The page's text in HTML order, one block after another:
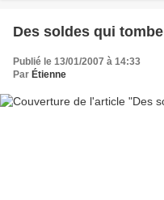
Des soldes qui
Publié le 13/01/2007 à 14:33
Par Étienne